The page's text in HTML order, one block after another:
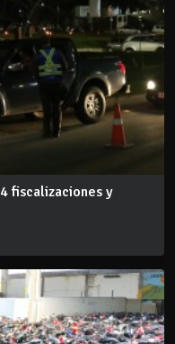
fiscalizaciones y